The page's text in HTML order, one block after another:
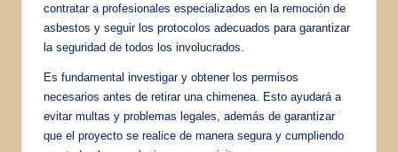
contratar a profesionales especializados en la remoción de
asbestos y seguir los protocolos adecuados para garantizar
la seguridad de todos los involucrados.
Es fundamental investigar y obtener los permisos
necesarios antes de retirar una chimenea. Esto ayudará a
evitar multas y problemas legales, además de garantizar
que el proyecto se realice de manera segura y cumpliendo